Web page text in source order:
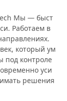
Мы — быст
Работаем в
который ум
под контроле
уси
решения